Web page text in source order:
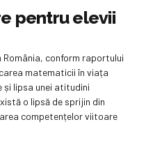
pentru elevii
România, conform raportului
matematicii în viața
și lipsa unei atitudini
o lipsă de sprijin din
competențelor viitoare